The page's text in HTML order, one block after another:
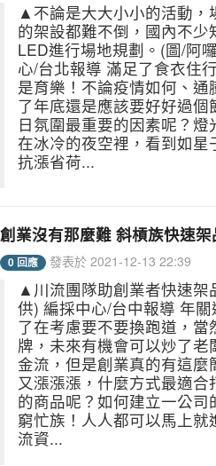
▲不論是大大小小的活動，
的架設都難不倒，國內不
LED進行場地規劃。(圖/阿
心/台北報導 滿足了食衣住
是育樂！不論疫情如何、
了年底還是應該要好好過
日氛圍最重要的因素呢？燈
在冰冷的夜空裡，看到如星
抗漲省荷...
創業沒有那麼難 斜槓族快速
0 回應 發表於 2021-12-13 22:39
▲川流團隊助創業者快速架
供) 編採中心/台中報導 年
了在考慮要不要換跑道，
牌，未來有機會可以炒了
金流，但是創業真的有這
又漲漲漲，什麼方式最適
的商品呢？如何建立一公
窮忙族！人人都可以馬上
流資...